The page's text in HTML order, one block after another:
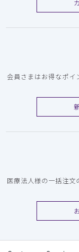
会員さまはお得なポイ
医療法人様の一括注